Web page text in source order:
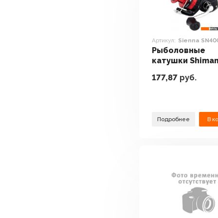
Артикул: Sienna
Рыболовные
катушки
177,87 руб.
Подробнее В